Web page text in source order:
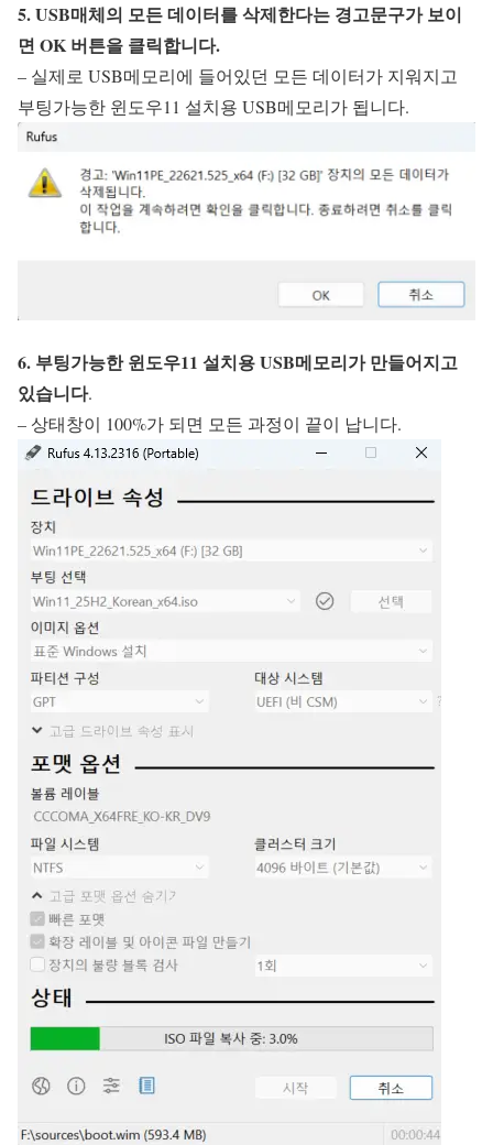
5. USB매체의 모든 데이터를 삭제한다는 경고문구가 보이
면 OK 버튼을 클릭합니다.
– 실제로 USB메모리에 들어있던 모든 데이터가 지워지고
부팅가능한 윈도우11 설치용 USB메모리가 됩니다.
6. 부팅가능한 윈도우11 설치용 USB메모리가 만들어지고
있습니다.
– 상태창이 100%가 되면 모든 과정이 끝이 납니다.